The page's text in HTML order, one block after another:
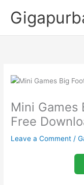
Mini Games
Free
Leave a Comment /